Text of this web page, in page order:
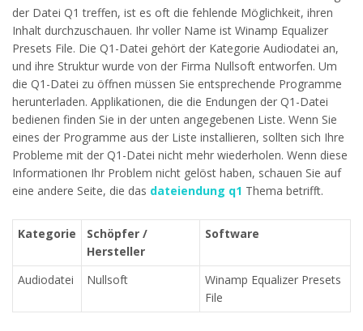
der Datei Q1 treffen, ist es oft die fehlende Möglichkeit, ihren
Inhalt durchzuschauen. Ihr voller Name ist Winamp Equalizer
Presets File. Die Q1-Datei gehört der Kategorie Audiodatei an,
und ihre Struktur wurde von der Firma Nullsoft entworfen. Um
die Q1-Datei zu öffnen müssen Sie entsprechende Programme
herunterladen. Applikationen, die die Endungen der Q1-Datei
bedienen finden Sie in der unten angegebenen Liste. Wenn Sie
eines der Programme aus der Liste installieren, sollten sich Ihre
Probleme mit der Q1-Datei nicht mehr wiederholen. Wenn diese
Informationen Ihr Problem nicht gelöst haben, schauen Sie auf
eine andere Seite, die das dateiendung q1 Thema betrifft.
Kategorie
Schöpfer /
Hersteller
Software
Audiodatei Nullsoft
Winamp Equalizer Presets
File